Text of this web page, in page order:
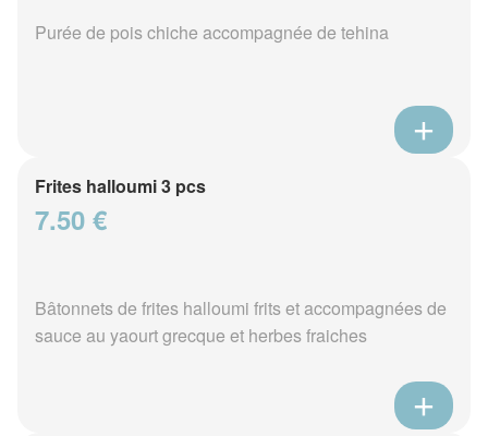
Purée de pois chiche accompagnée de tehina
Frites halloumi 3 pcs
7.50 €
Bâtonnets de frites halloumi frits et accompagnées de
sauce au yaourt grecque et herbes fraiches